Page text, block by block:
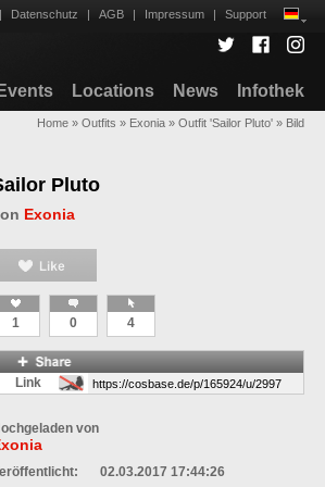
| Datenschutz | AGB | Impressum | Support
Events Locations News Infothek
Home » Outfits » Exonia » Outfit 'Sailor Pluto' » Bild
Pluto
Exonia
1 0 4
Link
von
02.03.2017 17:44:26